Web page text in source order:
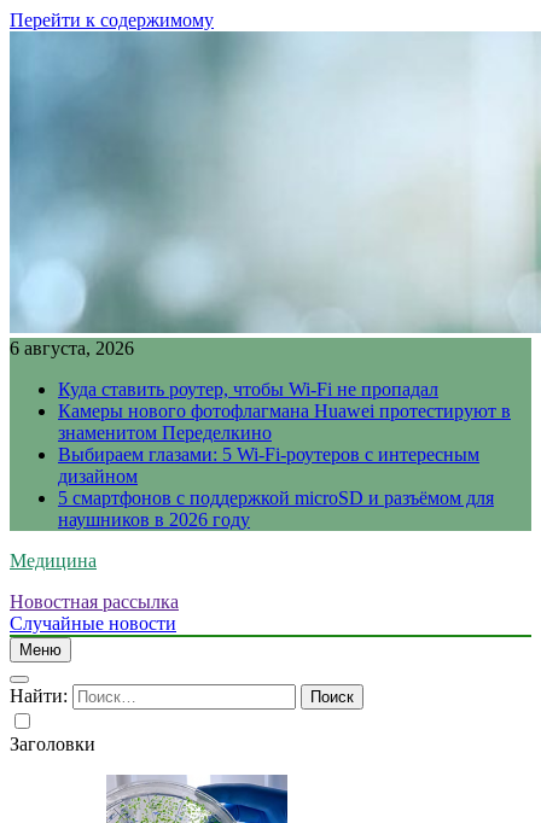
Перейти к содержимому
6 августа, 2026
Куда ставить роутер, чтобы Wi-Fi не пропадал
Камеры нового фотофлагмана Huawei протестируют в
знаменитом Переделкино
Выбираем глазами: 5 Wi-Fi-роутеров с интересным
дизайном
5 смартфонов с поддержкой microSD и разъёмом для
наушников в 2026 году
Медицина
Новостная рассылка
Случайные новости
Меню
Найти:
Заголовки